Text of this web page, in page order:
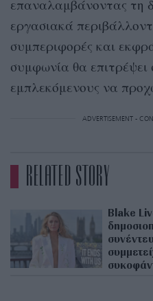
επαναλαμβάνοντας τη
εργασιακά
συμπεριφορές και
συμφωνία θα επιτρέψει
εμπλεκόμενους να
ADVERTISEMENT -
RELATED STORY
Blake